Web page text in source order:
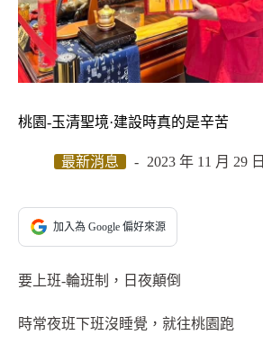
桃園-玉清聖境·建設時真的是辛苦
最新消息 2023 年 11 月 29 日
加入為 Google 偏好來源
要上班-輪班制，日夜顛倒
時常夜班下班沒睡覺，就往桃園跑